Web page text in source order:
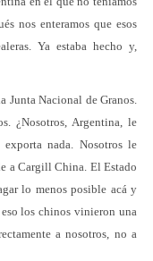
nos enteramos que esos
Ya estaba hecho y,
Junta Nacional de Granos.
¿Nosotros, Argentina, le
nada. Nosotros le
a Cargill China. El Estado
lo menos posible acá y
los chinos vinieron una
a nosotros, no a